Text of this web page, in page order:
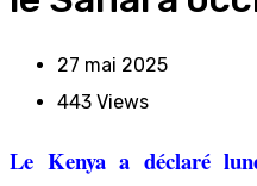
27 mai 2025
443 Views
Le Kenya a déclaré